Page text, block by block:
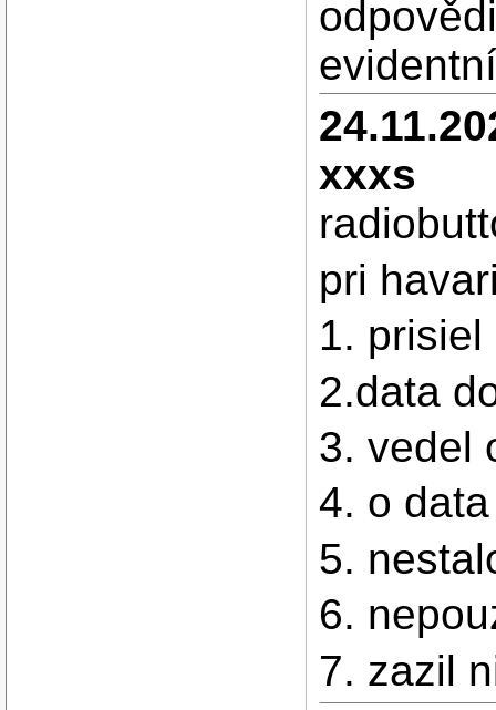
xxxs
pri
1. prisiel
2.data
3. vedel
4. o
5.
6.
7. zazil